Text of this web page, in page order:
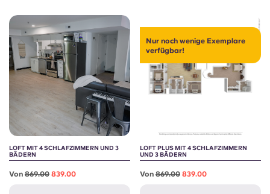
LOFT MIT 4 SCHLAFZIMMERN UND 3
BÄDERN
Von 869.00 839.00
Nur noch wenige Exemplare
verfügbar!
LOFT PLUS MIT 4 SCHLAFZIMMERN
UND 3 BÄDERN
Von 869.00 839.00